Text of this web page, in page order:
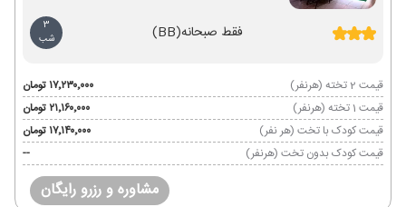
فقط صبحانه(BB)
3
شب
قیمت 2 تخته (هرنفر)
۱۷٬۲۳۰٬۰۰۰ تومان
قیمت 1 تخته (هرنفر)
۲۱٬۱۶۰٬۰۰۰ تومان
قیمت کودک با تخت (هر نفر)
۱۷٬۱۴۰٬۰۰۰ تومان
قیمت کودک بدون تخت (هرنفر)
--
مشاوره و رزرو رایگان